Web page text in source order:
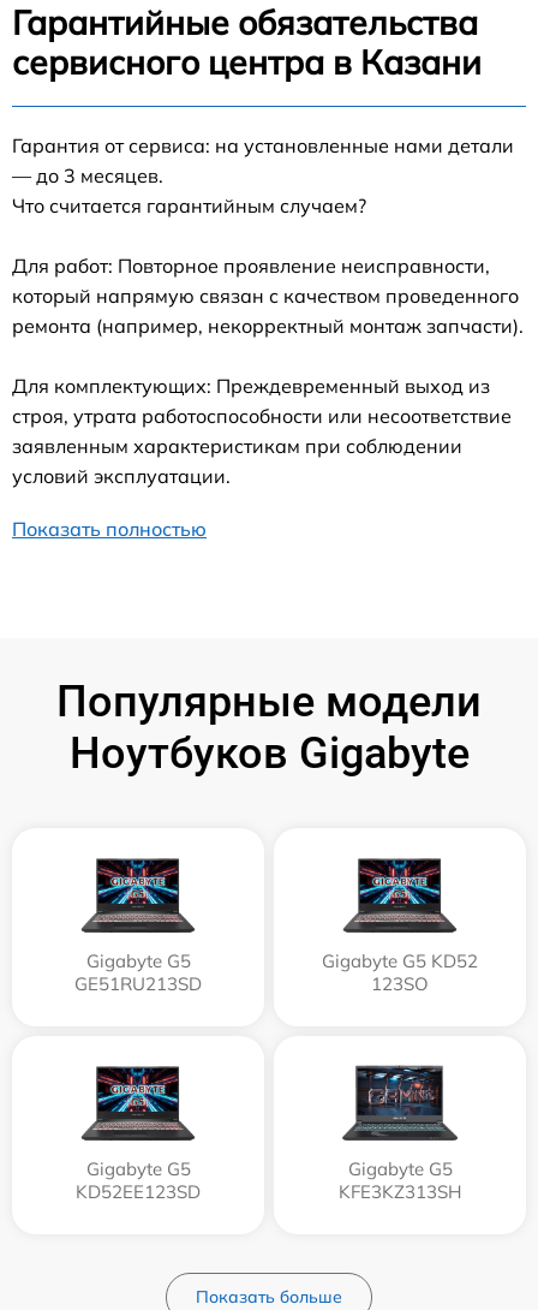
Гарантийные обязательства
сервисного центра в Казани
Гарантия от сервиса: на установленные нами детали
— до 3 месяцев.
Что считается гарантийным случаем?
Для работ: Повторное проявление неисправности,
который напрямую связан с качеством проведенного
ремонта (например, некорректный монтаж запчасти).
Для комплектующих: Преждевременный выход из
строя, утрата работоспособности или несоответствие
заявленным характеристикам при соблюдении
условий эксплуатации.
Показать полностью
Популярные модели
Ноутбуков Gigabyte
Gigabyte G5
GE51RU213SD
Gigabyte G5 KD52
123SO
Gigabyte G5
KD52EE123SD
Gigabyte G5
KFE3KZ313SH
Показать больше